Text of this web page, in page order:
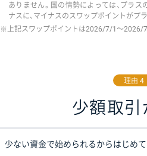
ありません。国の情勢によっては、プラ
ナスに、マイナスのスワップポイントがプ
上記スワップポイントは2026/7/1〜2026/
理由 4
少額取引
少ない資金で始められるからはじめ